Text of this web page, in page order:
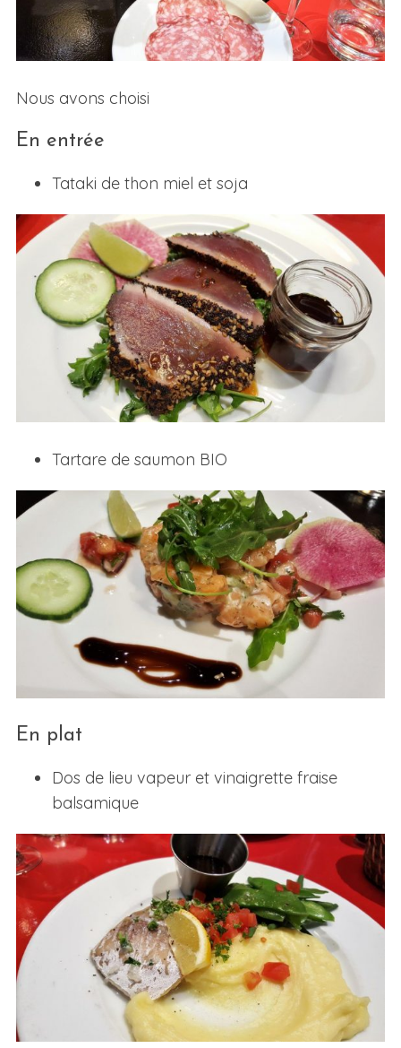
Nous avons choisi
En entrée
Tataki de thon miel et soja
Tartare de saumon BIO
En plat
Dos de lieu vapeur et vinaigrette fraise
balsamique